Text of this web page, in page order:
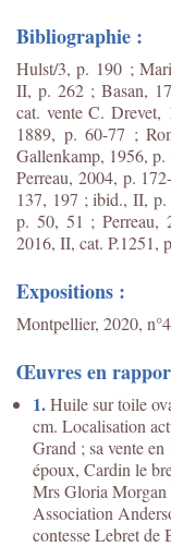
Bibliographie :
Hulst/3, p. 190 ;
II, p. 262 ; Basan,
cat. vente C.
1889, p. 60-77 ;
Gallenkamp, 1956, p.
Perreau, 2004, p.
137, 197 ; ibid., II, p.
p. 50, 51 ; Perreau,
2016, II, cat. P.1251,
Expositions :
Montpellier, 2020,
Œuvres en
1.Huile sur toile
cm. Localisation
Grand ; sa vente
époux, Cardin le
Mrs Gloria
Association
contesse Lebret de